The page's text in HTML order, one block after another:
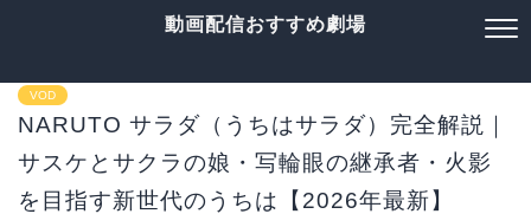
動画配信おすすめ劇場
VOD
NARUTO サラダ（うちはサラダ）完全解説｜
サスケとサクラの娘・写輪眼の継承者・火影
を目指す新世代のうちは【2026年最新】